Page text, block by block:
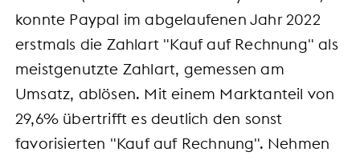
konnte Paypal im abgelaufenen Jahr 2022
erstmals die Zahlart "Kauf auf Rechnung" als
meistgenutzte Zahlart, gemessen am
Umsatz, ablösen. Mit einem Marktanteil von
29,6% übertrifft es deutlich den sonst
favorisierten "Kauf auf Rechnung". Nehmen